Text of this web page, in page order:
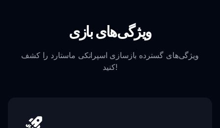
ویژگی‌های بازی
ویژگی‌های گسترده بازسازی اسپرانکی ماستارد را کشف
کنید!